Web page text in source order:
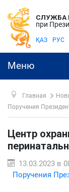
СЛУЖБА
при
ҚАЗ РУС
Меню
Главная
Поручения
Центр
13.03.2023 в
Поручения